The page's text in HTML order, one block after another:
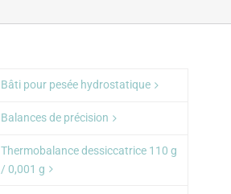
Bâti pour pesée hydrostatique
Balances de précision
Thermobalance dessiccatrice 110 g
/ 0,001 g